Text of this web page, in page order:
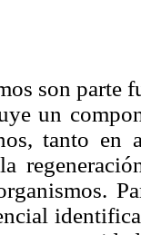
son parte
un
tanto